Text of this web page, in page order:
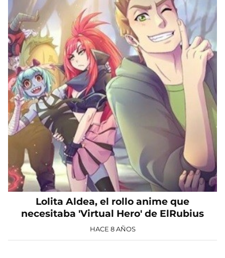
Lolita Aldea, el rollo anime que
necesitaba 'Virtual Hero' de ElRubius
HACE 8 AÑOS